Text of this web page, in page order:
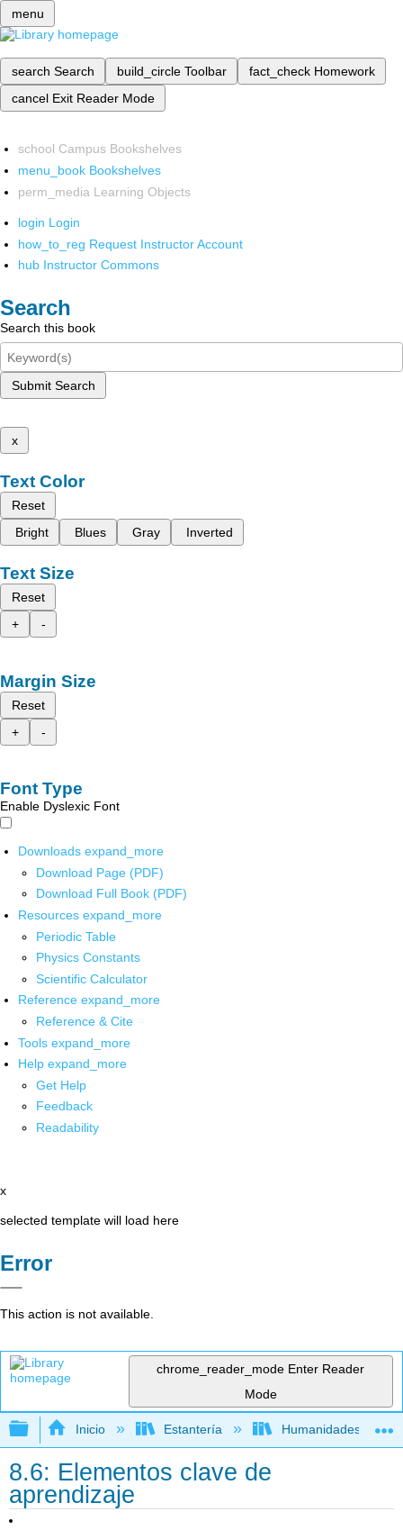
menu
search Search build_circle Toolbar fact_check Homework
cancel Exit Reader Mode
school Campus Bookshelves
menu_book Bookshelves
perm_media Learning Objects
login Login
how_to_reg Request Instructor Account
hub Instructor Commons
Search
Search this book
Submit Search
x
Text Color
Reset
Bright
Blues Gray Inverted
Text Size
Reset
+
-
Margin Size
Reset
+
-
Font Type
Enable Dyslexic Font
Downloads expand_more
Download Page (PDF)
Download Full Book (PDF)
Resources expand_more
Periodic Table
Physics Constants
Scientific Calculator
Reference expand_more
Reference & Cite
Tools expand_more
Help expand_more
Get Help
Feedback
Readability
x
selected template will load here
Error
This action is not available.
chrome_reader_mode Enter Reader
Mode
Expandir/contraer jerarquía global
Inicio Estantería Humanidades
8.6: Elementos clave de
aprendizaje